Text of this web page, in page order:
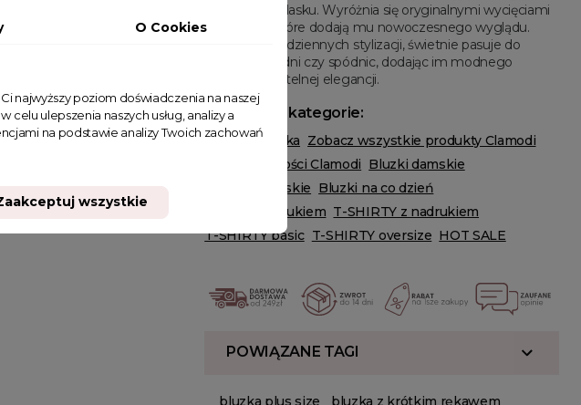
charakteru i blasku. Wyróżnia się oryginalnymi wycięciami
na bokach, które dodają mu nowoczesnego wyglądu.
Idealny do codziennych stylizacji, świetnie pasuje do
jeansów, spodni czy spódnic, dodając im modnego
akcentu i subtelnej elegancji.
Powiązane kategorie:
Odzież damska Zobacz wszystkie produkty Clamodi
Zobacz nowości Clamodi Bluzki damskie
T-shirty damskie Bluzki na co dzień
Bluzki z nadrukiem T-SHIRTY z nadrukiem
T-SHIRTY basic T-SHIRTY oversize HOT SALE
POWIĄZANE TAGI
bluzka plus size
bluzka z krótkim rękawem
O Cookies
najwyższy poziom doświadczenia na naszej
ulepszenia naszych usług, analizy a
na podstawie analizy Twoich zachowań
wszystkie